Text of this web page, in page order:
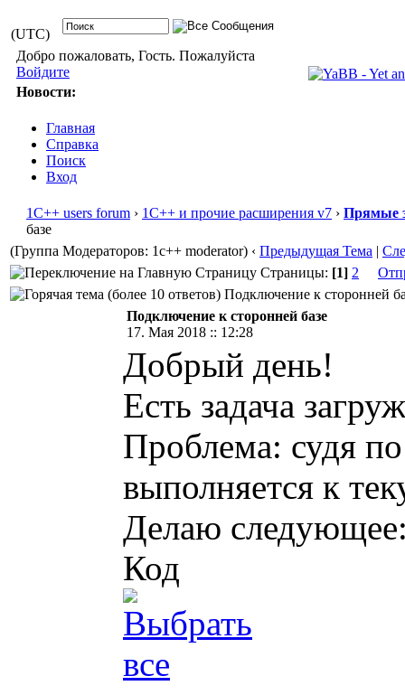
(UTC)
Добро пожаловать, Гость. Пожалуйста
Войдите
Новости:
Главная
Справка
Поиск
Вход
1С++ users forum › 1С++ и прочие расширения v7 › Прямые
базе
(Группа Модераторов: 1c++ moderator) ‹ Предыдущая Тема |
Страницы: [1] 2
Подключение к сторонней
Подключение к сторонней базе
17. Мая 2018 :: 12:28
Добрый день!
Есть задача
Проблема: судя
выполняется к
Делаю
Код